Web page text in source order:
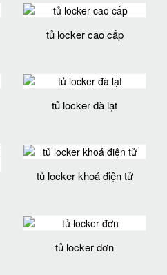
tủ locker cao cấp
tủ locker đà lạt
tủ locker khoá điện tử
tủ locker đơn